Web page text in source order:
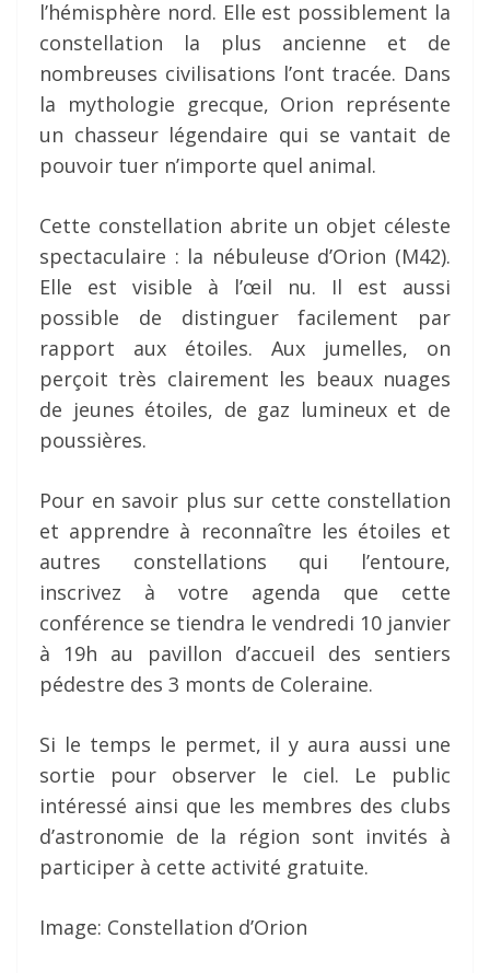
l’hémisphère nord. Elle est possiblement la
constellation la plus ancienne et de
nombreuses civilisations l’ont tracée. Dans
la mythologie grecque, Orion représente
un chasseur légendaire qui se vantait de
pouvoir tuer n’importe quel animal.
Cette constellation abrite un objet céleste
spectaculaire : la nébuleuse d’Orion (M42).
Elle est visible à l’œil nu. Il est aussi
possible de distinguer facilement par
rapport aux étoiles. Aux jumelles, on
perçoit très clairement les beaux nuages
de jeunes étoiles, de gaz lumineux et de
poussières.
Pour en savoir plus sur cette constellation
et apprendre à reconnaître les étoiles et
autres constellations qui l’entoure,
inscrivez à votre agenda que cette
conférence se tiendra le vendredi 10 janvier
à 19h au pavillon d’accueil des sentiers
pédestre des 3 monts de Coleraine.
Si le temps le permet, il y aura aussi une
sortie pour observer le ciel. Le public
intéressé ainsi que les membres des clubs
d’astronomie de la région sont invités à
participer à cette activité gratuite.
Image: Constellation d’Orion